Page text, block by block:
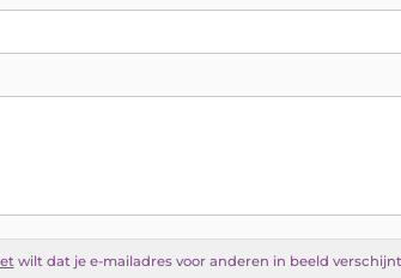
wilt dat je e-mailadres voor anderen in beeld verschijnt